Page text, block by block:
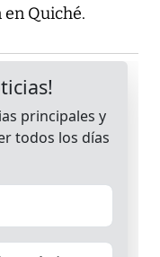
Quiché.